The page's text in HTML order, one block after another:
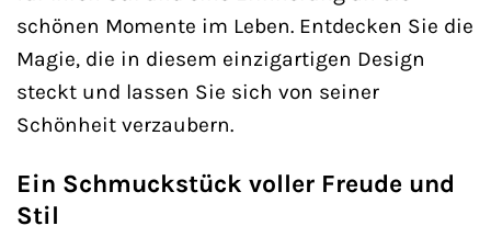
schönen Momente im Leben. Entdecken Sie die
Magie, die in diesem einzigartigen Design
steckt und lassen Sie sich von seiner
Schönheit verzaubern.
Ein Schmuckstück voller Freude und
Stil